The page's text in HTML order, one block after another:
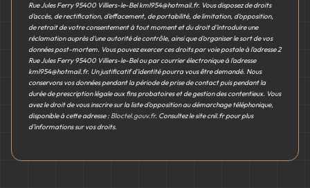
Rue Jules Ferry 95400 Villiers-le-Bel kml954@hotmail.fr. Vous disposez de droits
d’accès, de rectification, d’effacement, de portabilité, de limitation, d’opposition,
de retrait de votre consentement à tout moment et du droit d’introduire une
réclamation auprès d’une autorité de contrôle, ainsi que d’organiser le sort de vos
données post-mortem. Vous pouvez exercer ces droits par voie postale à l'adresse 2
Rue Jules Ferry 95400 Villiers-le-Bel ou par courrier électronique à l'adresse
kml954@hotmail.fr. Un justificatif d'identité pourra vous être demandé. Nous
conservons vos données pendant la période de prise de contact puis pendant la
durée de prescription légale aux fins probatoires et de gestion des contentieux. Vous
avez le droit de vous inscrire sur la liste d'opposition au démarchage téléphonique,
disponible à cette adresse : Bloctel.gouv.fr. Consultez le site cnil.fr pour plus
d’informations sur vos droits.